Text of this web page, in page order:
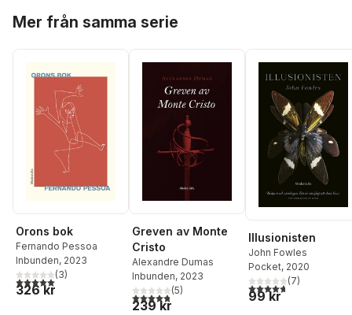
Mer från samma serie
Orons bok
Fernando Pessoa
Inbunden, 2023
5,0utav 5 stjärnor. Totalt antal röster:
(3)
326 kr
Greven av Monte
Cristo
Alexandre Dumas
Inbunden, 2023
4,8utav 5 stjärnor. Totalt antal röster:
(5)
239 kr
Illusionisten
John Fowles
Pocket, 2020
4,7utav 5 stjärnor.
(7)
99 kr